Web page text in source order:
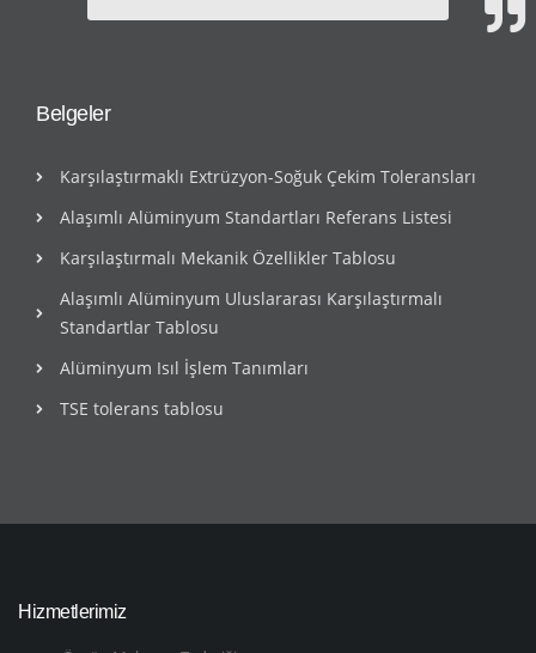
Belgeler
Karşılaştırmaklı Extrüzyon-Soğuk Çekim Toleransları
Alaşımlı Alüminyum Standartları Referans Listesi
Karşılaştırmalı Mekanik Özellikler Tablosu
Alaşımlı Alüminyum Uluslararası Karşılaştırmalı
Standartlar Tablosu
Alüminyum Isıl İşlem Tanımları
TSE tolerans tablosu
Hizmetlerimiz